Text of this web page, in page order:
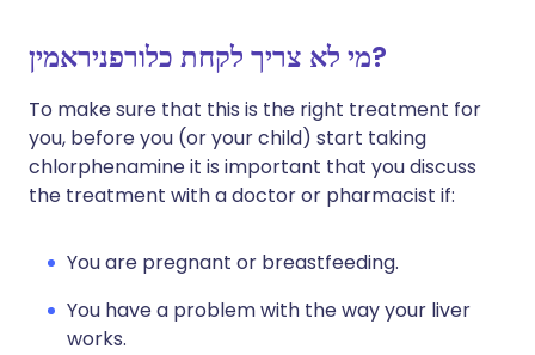
מי לא צריך לקחת כלורפניראמין?
To make sure that this is the right treatment for
you, before you (or your child) start taking
chlorphenamine it is important that you discuss
the treatment with a doctor or pharmacist if:
You are pregnant or breastfeeding.
You have a problem with the way your liver
works.